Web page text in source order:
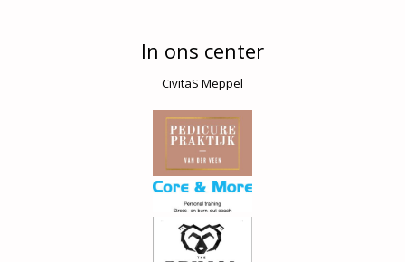
In ons center
CivitaS Meppel